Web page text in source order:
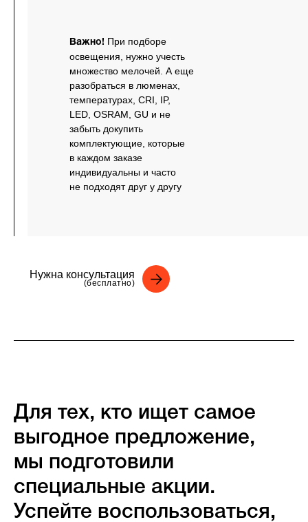
Нужна консультация
(бесплатно)
Важно! При подборе
освещения, нужно учесть
множество мелочей. А еще
разобраться в люменах,
температурах, CRI, IP,
LED, OSRAM, GU и не
забыть докупить
комплектующие, которые
в каждом заказе
индивидуальны и часто
не подходят друг у другу
Для тех, кто ищет самое
выгодное предложение,
мы подготовили
специальные акции.
Успейте воспользоваться,